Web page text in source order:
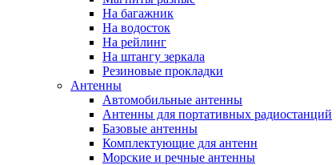
На багажник
На водосток
На рейлинг
На штангу зеркала
Резиновые прокладки
Антенны
Автомобильные антенны
Антенны для портативных радиостанций
Базовые антенны
Комплектующие для антенн
Морские и речные антенны